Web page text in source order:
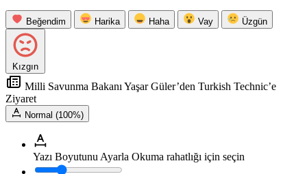
Beğendim Harika Haha Vay Üzgün
Kızgın
Milli Savunma Bakanı Yaşar Güler’den Turkish Technic’e
Ziyaret
Normal (100%)
Yazı Boyutunu Ayarla Okuma rahatlığı için seçin